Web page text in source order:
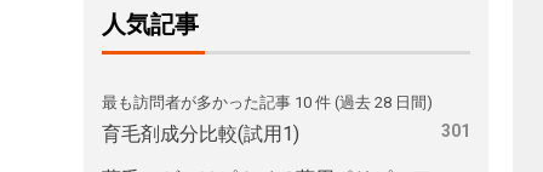
人気記事
最も訪問者が多かった記事 10 件 (過去 28 日間)
育毛剤成分比較(試用1) 301